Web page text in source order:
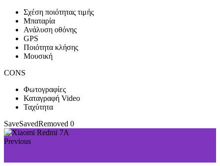
Σχέση ποιότητας τιμής
Μπαταρία
Ανάλυση οθόνης
GPS
Ποιότητα κλήσης
Μουσική
CONS
Φωτογραφίες
Καταγραφή Video
Ταχύτητα
SaveSavedRemoved 0
Previous